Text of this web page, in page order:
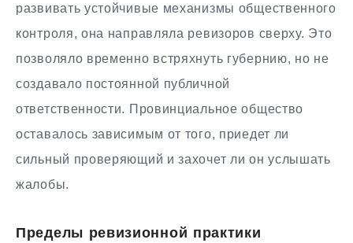
развивать устойчивые механизмы общественного
контроля, она направляла ревизоров сверху. Это
позволяло временно встряхнуть губернию, но не
создавало постоянной публичной
ответственности. Провинциальное общество
оставалось зависимым от того, приедет ли
сильный проверяющий и захочет ли он услышать
жалобы.
Пределы ревизионной практики